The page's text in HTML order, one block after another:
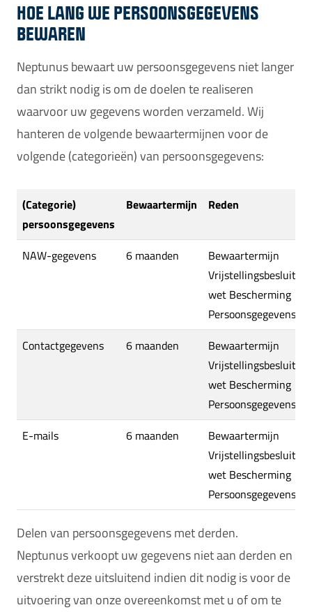
HOE LANG WE PERSOONSGEGEVENS
BEWAREN
Neptunus bewaart uw persoonsgegevens niet langer
dan strikt nodig is om de doelen te realiseren
waarvoor uw gegevens worden verzameld. Wij
hanteren de volgende bewaartermijnen voor de
volgende (categorieën) van persoonsgegevens:
(Categorie)
persoonsgegevens
Bewaartermijn Reden
NAW-gegevens 6 maanden
Bewaartermijn
Vrijstellingsbesluit
wet Bescherming
Persoonsgegevens
Contactgegevens 6 maanden
Bewaartermijn
Vrijstellingsbesluit
wet Bescherming
Persoonsgegevens
E-mails 6 maanden
Bewaartermijn
Vrijstellingsbesluit
wet Bescherming
Persoonsgegevens
Delen van persoonsgegevens met derden.
Neptunus verkoopt uw gegevens niet aan derden en
verstrekt deze uitsluitend indien dit nodig is voor de
uitvoering van onze overeenkomst met u of om te